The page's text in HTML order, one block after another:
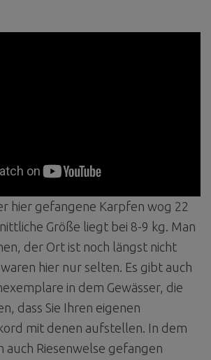
hier gefangene Karpfen wog 22
Größe liegt bei 8-9 kg. Man
der Ort ist noch längst nicht
hier nur selten. Es gibt auch
in dem Gewässer, die
dass Sie Ihren eigenen
mit denen aufstellen. In dem
auch Riesenwelse gefangen